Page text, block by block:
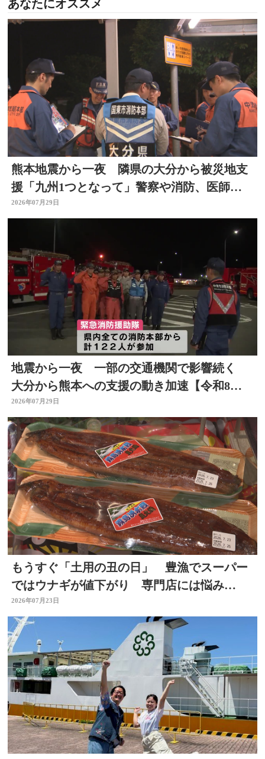
あなたにオススメ
熊本地震から一夜 隣県の大分から被災地支
援「九州1つとなって」警察や消防、医師、
看護師、水道局など
2026年07月29日
地震から一夜 一部の交通機関で影響続く
大分から熊本への支援の動き加速【令和8年
熊本地震】
2026年07月29日
もうすぐ「土用の丑の日」 豊漁でスーパー
ではウナギが値下がり 専門店には悩み
も… 大分
2026年07月23日